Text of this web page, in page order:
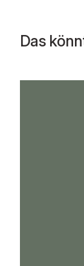
Das